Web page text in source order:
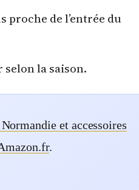
proche de l’entrée du
la saison.
et accessoires
.